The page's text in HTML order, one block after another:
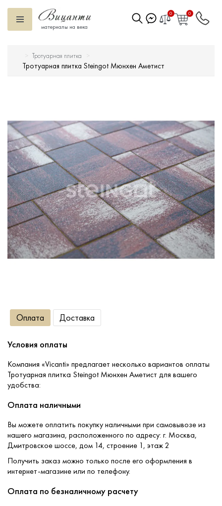
материалы на века
0 0
Искусственный камень
Тротуарная плитка
Террасная доска
Ступени
Сухие смеси
Сопутствующие товары
Услуги
Портфолио
Доставка
Тротуарная плитка
Тротуарная плитка Steingot Мюнхен Аметист
Оплата Доставка
Условия оплаты
Компания «Vicanti» предлагает несколько вариантов оплаты
Тротуарная плитка Steingot Мюнхен Аметист для вашего
удобства:
Оплата наличными
Вы можете оплатить покупку наличными при самовывозе из
нашего магазина, расположенного по адресу: г. Москва,
Дмитровское шоссе, дом 14, строение 1, этаж 2
Получить заказ можно только после его оформления в
интернет-магазине или по телефону.
Оплата по безналичному расчету